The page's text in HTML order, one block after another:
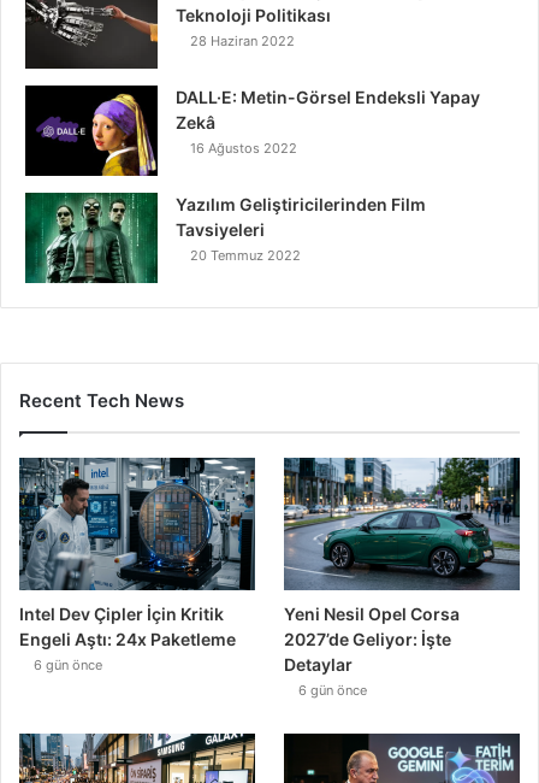
Teknoloji Politikası
28 Haziran 2022
DALL·E: Metin-Görsel Endeksli Yapay
Zekâ
16 Ağustos 2022
Yazılım Geliştiricilerinden Film
Tavsiyeleri
20 Temmuz 2022
Recent Tech News
Intel Dev Çipler İçin Kritik
Engeli Aştı: 24x Paketleme
6 gün önce
Yeni Nesil Opel Corsa
2027’de Geliyor: İşte
Detaylar
6 gün önce